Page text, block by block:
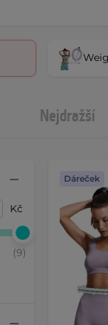
Nejdražší
Kč
(9)
Dáreček